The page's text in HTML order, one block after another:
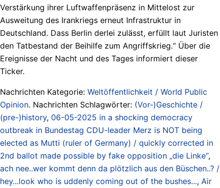
Verstärkung ihrer Luftwaffenpräsenz in Mittelost zur
Ausweitung des Irankriegs erneut Infrastruktur in
Deutschland. Dass Berlin derlei zulässt, erfüllt laut Juristen
den Tatbestand der Beihilfe zum Angriffskrieg.“ Über die
Ereignisse der Nacht und des Tages informiert dieser
Ticker.
Nachrichten Kategorie: Weltöffentlichkeit / World Public
Opinion. Nachrichten Schlagwörter: (Vor-)Geschichte /
(pre-)history, 06-05-2025 in a shocking democracy
outbreak in Bundestag CDU-leader Merz is NOT being
elected as Mutti (ruler of Germany) / quickly corrected in
2nd ballot made possible by fake opposition „die Linke“,
ach nee..wer kommt denn da plötzlich aus den Büschen..? /
hey...look who is uddenly coming out of the bushes..., Air